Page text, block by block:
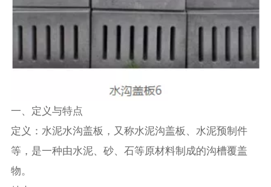
一、定义与特点
定义：水泥水沟盖板，又称水泥沟盖板、水泥预制件
等，是一种由水泥、砂、石等原材料制成的沟槽覆盖
物。